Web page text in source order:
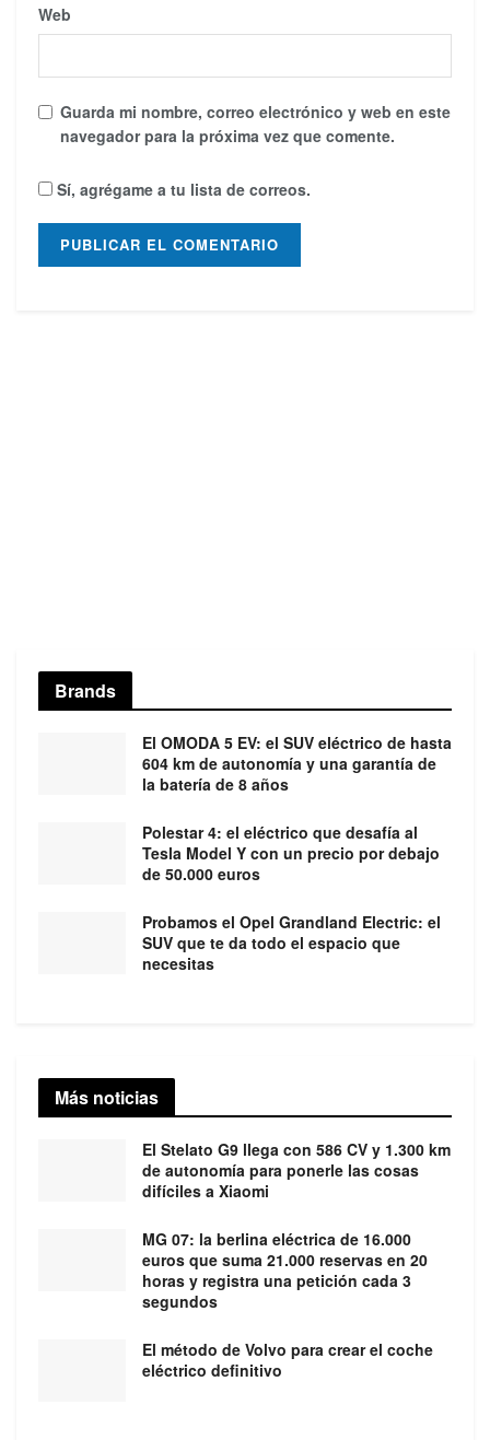
Web
Guarda mi nombre, correo electrónico y web en este
navegador para la próxima vez que comente.
Sí, agrégame a tu lista de correos.
Brands
El OMODA 5 EV: el SUV eléctrico de hasta
604 km de autonomía y una garantía de
la batería de 8 años
Polestar 4: el eléctrico que desafía al
Tesla Model Y con un precio por debajo
de 50.000 euros
Probamos el Opel Grandland Electric: el
SUV que te da todo el espacio que
necesitas
Más noticias
El Stelato G9 llega con 586 CV y 1.300 km
de autonomía para ponerle las cosas
difíciles a Xiaomi
MG 07: la berlina eléctrica de 16.000
euros que suma 21.000 reservas en 20
horas y registra una petición cada 3
segundos
El método de Volvo para crear el coche
eléctrico definitivo